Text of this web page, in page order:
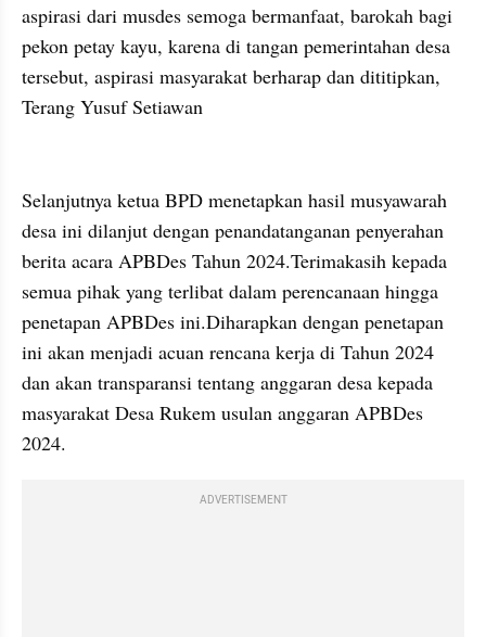
aspirasi dari musdes semoga bermanfaat, barokah bagi
pekon petay kayu, karena di tangan pemerintahan desa
tersebut, aspirasi masyarakat berharap dan dititipkan,
Terang Yusuf Setiawan
Selanjutnya ketua BPD menetapkan hasil musyawarah
desa ini dilanjut dengan penandatanganan penyerahan
berita acara APBDes Tahun 2024.Terimakasih kepada
semua pihak yang terlibat dalam perencanaan hingga
penetapan APBDes ini.Diharapkan dengan penetapan
ini akan menjadi acuan rencana kerja di Tahun 2024
dan akan transparansi tentang anggaran desa kepada
masyarakat Desa Rukem usulan anggaran APBDes
2024.
ADVERTISEMENT